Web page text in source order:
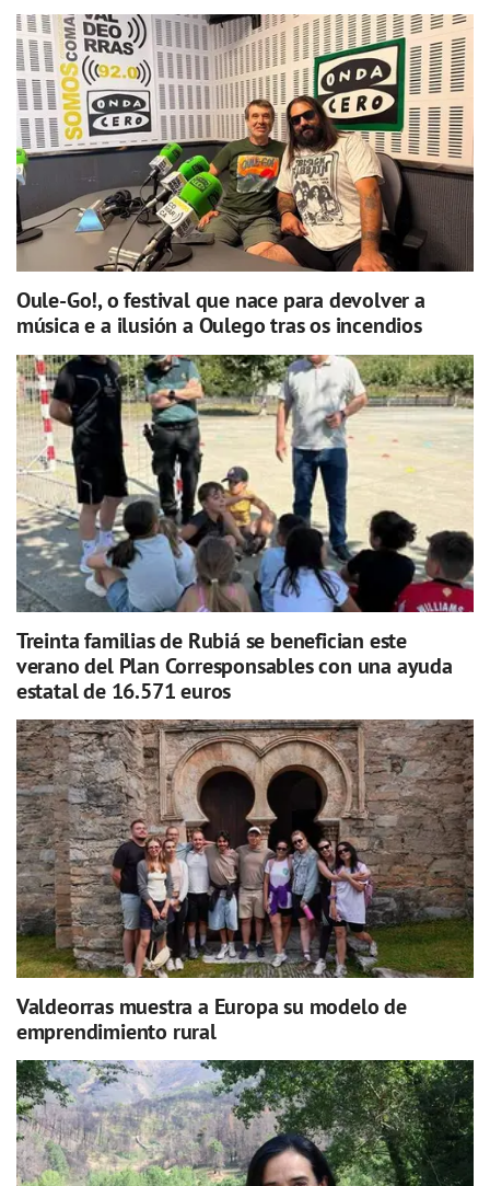
Oule-Go!, o festival que nace para devolver a
música e a ilusión a Oulego tras os incendios
Treinta familias de Rubiá se benefician este
verano del Plan Corresponsables con una ayuda
estatal de 16.571 euros
Valdeorras muestra a Europa su modelo de
emprendimiento rural